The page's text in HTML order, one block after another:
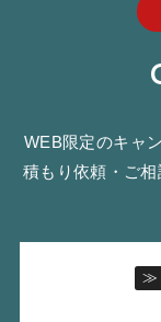
WEB限定のキャ
積もり依頼・ご
≫